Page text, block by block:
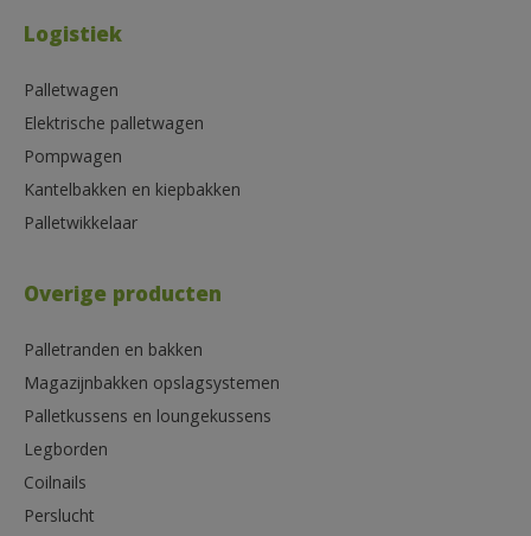
Logistiek
Palletwagen
Elektrische palletwagen
Pompwagen
Kantelbakken en kiepbakken
Palletwikkelaar
Overige producten
Palletranden en bakken
Magazijnbakken opslagsystemen
Palletkussens en loungekussens
Legborden
Coilnails
Perslucht